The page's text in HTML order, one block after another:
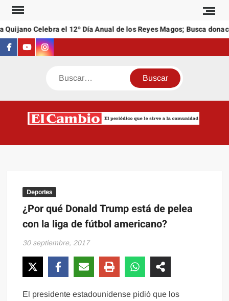
Saltar
contenidoCelebra el 12º Día Anual de los Reyes Magos; Busca
Facebook
YoutubeInstagram
Buscar
Deportes
¿Por qué Donald Trump está de pelea
con la liga de fútbol americano?
30 septiembre, 2017
El presidente estadounidense pidió que los